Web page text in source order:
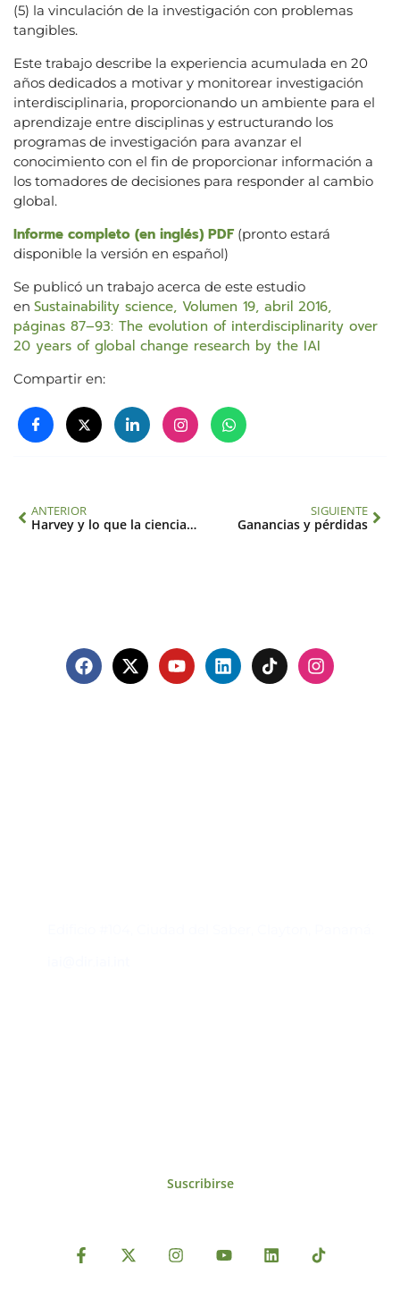
(5) la vinculación de la investigación con problemas
tangibles.
Este trabajo describe la experiencia acumulada en 20
años dedicados a motivar y monitorear investigación
interdisciplinaria, proporcionando un ambiente para el
aprendizaje entre disciplinas y estructurando los
programas de investigación para avanzar el
conocimiento con el fin de proporcionar información a
los tomadores de decisiones para responder al cambio
global.
Informe completo (en inglés) PDF (pronto estará
disponible la versión en español)
Se publicó un trabajo acerca de este estudio
en Sustainability science, Volumen 19, abril 2016,
páginas 87–93: The evolution of interdisciplinarity over
20 years of global change research by the IAI
Compartir en:
ANTERIOR
Harvey y lo que la ciencia puede anticipar para reducir la vulnerabilidad a los eventos extremos
SIGUIENTE
Ganancias y pérdidas
Suscribirse